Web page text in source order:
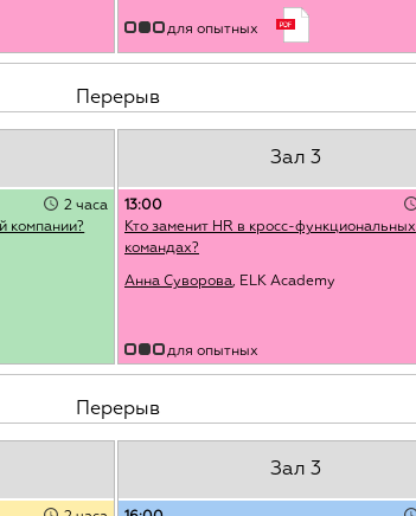
для опытных
Перерыв
2 часа
компании?
Зал 3
13:00
Кто заменит HR в кросс-функциональных
командах?
Анна Суворова, ELK Academy
для опытных
Перерыв
Зал 3